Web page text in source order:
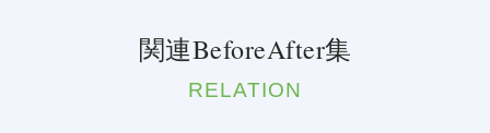
関連BeforeAfter集
RELATION